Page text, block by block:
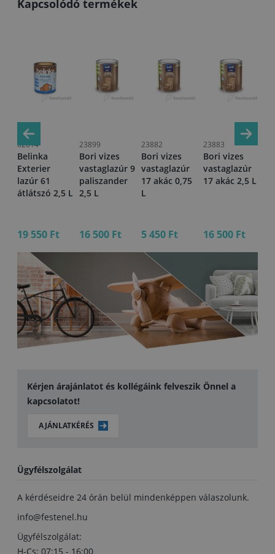
Kapcsolódó termékek
62614
Belinka
Exterier
lazúr 61
átlátszó 2,5 L
19 550 Ft
23899
Bori vizes
vastaglazúr 9
paliszander
2,5 L
16 500 Ft
23882
Bori vizes
vastaglazúr
17 akác 0,75
L
5 450 Ft
23883
Bori vizes
vastaglazúr
17 akác 2,5 L
16 500 Ft
Kérjen árajánlatot és kollégáink felveszik Önnel a
kapcsolatot!
AJÁNLATKÉRÉS
Ügyfélszolgálat
A kérdéseidre 24 órán belül mindenképpen válaszolunk.
info@festenel.hu
Ügyfélszolgálat:
H-Cs: 07:15 - 16:00